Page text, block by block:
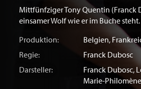
Mittfünfziger Tony Quentin (Franck
einsamer Wolf wie er im Buche steht.
Produktion:
Belgien,
Regie:
Franck Dubosc
Darsteller:
Franck Dubosc,
Marie-